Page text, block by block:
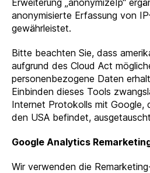
Erweiterung „anonymizeIp“
anonymisierte Erfassung von
gewährleistet.
Bitte beachten Sie, dass
aufgrund des Cloud Act
personenbezogene Daten
Einbinden dieses Tools
Internet Protokolls mit Google,
den USA befindet,
Google Analytics
Wir verwenden die